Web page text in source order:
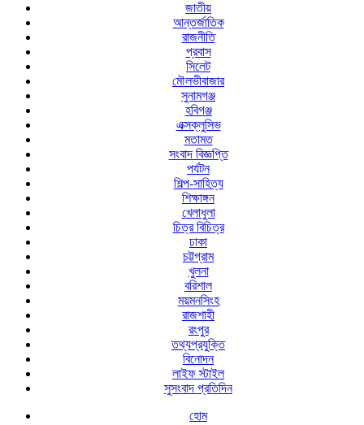
জাতীয়
আন্তর্জাতিক
রাজনীতি
প্রবাস
সিলেট
মৌলভীবাজার
সুনামগঞ্জ
হবিগঞ্জ
এক্সক্লুসিভ
মতামত
সংবাদ বিজ্ঞপ্তি
পর্যটন
শিল্প-সাহিত্য
শিক্ষাঙ্গন
খেলাধুলা
চিত্র বিচিত্র
ঢাকা
চট্টগ্রাম
খুলনা
বরিশাল
ময়মনসিংহ
রাজশাহী
রংপুর
তথ্যপ্রযুক্তি
বিনোদন
লাইফ স্টাইল
সুসংবাদ প্রতিদিন
হোম